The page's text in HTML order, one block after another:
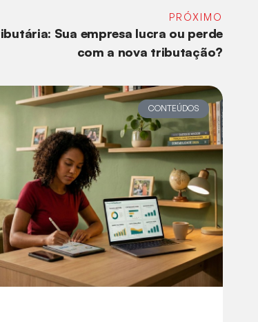
PRÓXIMO
Sua empresa lucra ou perde
com a nova tributação?
CONTEÚDOS